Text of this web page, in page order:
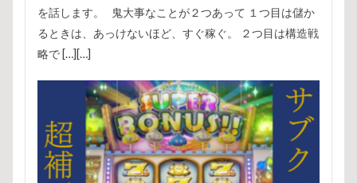
を話します。 鬼大事なことが２つあって １つ目は儲か
るときは、あっけないほど、すぐ稼ぐ。 ２つ目は構造戦
略で […][…]